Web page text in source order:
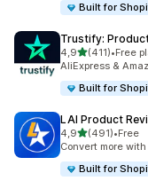
Built for
Trustify:
4,9stelle su 5
(411)
411 recensioni
•Free
AliExpress &
Built for
LAI Product
4,9stelle su 5
(491)
491 recensioni
•Free
Convert more
Built for